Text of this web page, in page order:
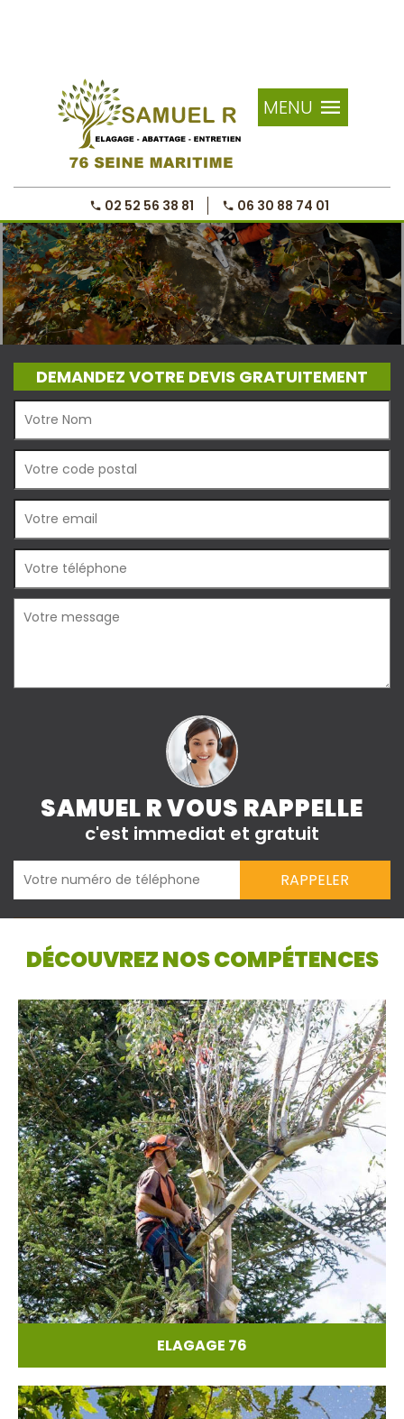
MENU
02 52 56 38 81 06 30 88 74 01
DEMANDEZ VOTRE DEVIS GRATUITEMENT
SAMUEL R VOUS RAPPELLE
c'est immediat et gratuit
DÉCOUVREZ NOS COMPÉTENCES
ELAGAGE 76